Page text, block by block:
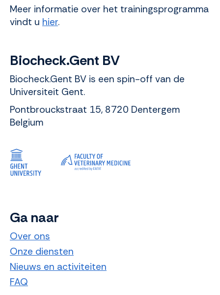
Meer informatie over het trainingsprogramma
vindt u hier.
Biocheck.Gent BV
Biocheck.Gent BV is een spin-off van de
Universiteit Gent.
Pontbrouckstraat 15, 8720 Dentergem
Belgium
Ga naar
Over ons
Onze diensten
Nieuws en activiteiten
FAQ